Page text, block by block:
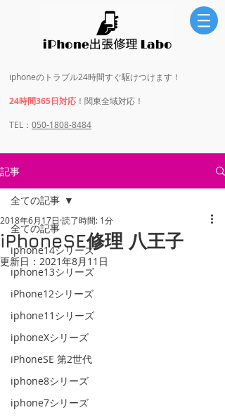
iphoneのトラブル24時間すぐ駆けつけます！
24時間365日対応 ！関東全域対応！
​​TEL： 050-1808-8484
記事
全ての記事
iphone14シリーズ
iphone13シリーズ
iPhone12シリーズ
iphone11シリーズ
iphoneXシリーズ
iPhoneSE 第2世代
iphone8シリーズ
iphone7シリーズ
全ての記事
iPhoneSE修理 八王子
2018年6月17日 読了時間: 1分
更新日： 2021年8月11日